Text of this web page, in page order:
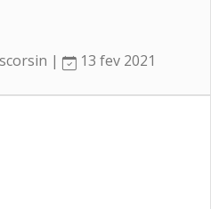
| 13 fev 2021